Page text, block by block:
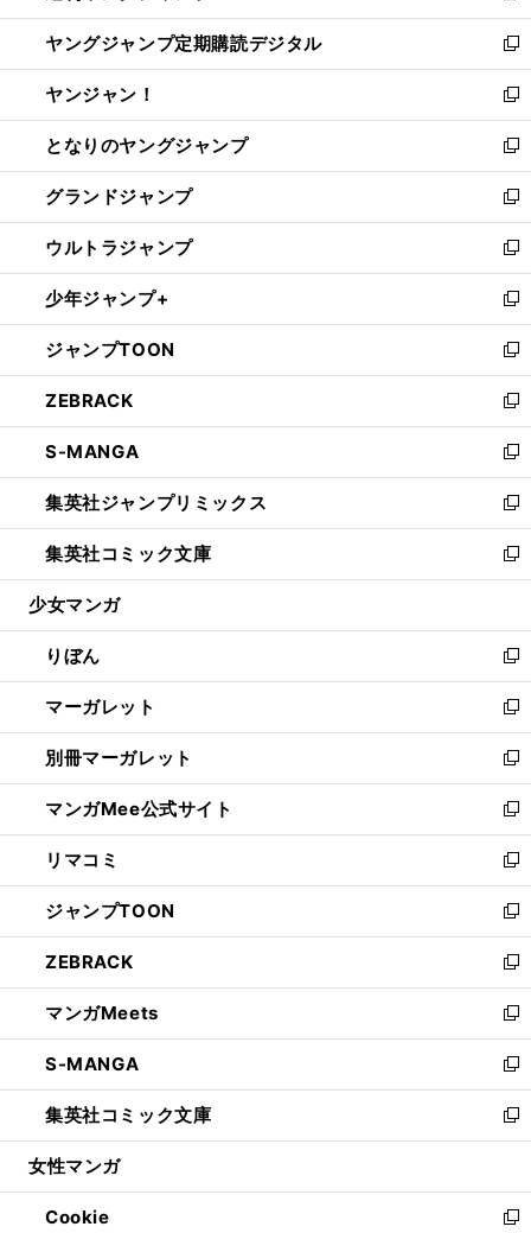
開
く
ウ
で
開
く
ン
ド
ウ
で
開
く
し
い
ウ
ィ
ン
ド
ウ
で
開
く
ヤングジャンプ定期購読デジタル
新
し
い
ウ
ィ
ン
ド
ウ
で
開
く
ヤンジャン！
新
し
い
ウ
ィ
ン
ド
ウ
で
開
く
となりのヤングジャンプ
新
し
い
ウ
ィ
ン
ド
ウ
で
開
く
グランドジャンプ
新
し
い
ウ
ィ
ン
ド
ウ
で
開
く
ウルトラジャンプ
新
し
い
ウ
ィ
ン
ド
ウ
で
開
く
少年ジャンプ+
新
し
い
ウ
ィ
ン
ド
ウ
で
開
く
ジャンプTOON
新
し
い
ウ
ィ
ン
ド
ウ
で
開
ZEBRACK
新
し
い
ウ
ィ
ン
ド
ウ
開
く
S-MANGA
新
し
い
ウ
ィ
ン
ウ
で
開
く
集英社ジャンプリミックス
新
し
い
ウ
ン
ド
ウ
で
開
く
集英社コミック文庫
新
し
ウ
ィ
ン
ド
ウ
で
開
く
少女マンガ
りぼん
新
し
い
ウ
ィ
ン
ド
ウ
で
開
く
マーガレット
新
し
い
ウ
ィ
ン
ド
ウ
で
開
く
別冊マーガレット
新
し
い
ウ
ィ
ン
ド
ウ
で
開
く
マンガMee公式サイト
新
し
い
ウ
ィ
ン
ド
ウ
で
開
く
リマコミ
新
し
い
ウ
ィ
ン
ド
ウ
で
開
く
ジャンプTOON
新
し
い
ウ
ィ
ン
ド
ウ
で
開
ZEBRACK
新
し
い
ウ
ィ
ン
ド
ウ
開
く
マンガMeets
新
し
い
ウ
ィ
ン
ウ
で
S-MANGA
新
し
い
ウ
ン
ド
集英社コミック文庫
新
し
ウ
ィ
女性マンガ
Cookie 新